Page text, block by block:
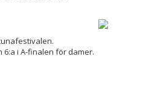
6:a i A-finalen för damer.